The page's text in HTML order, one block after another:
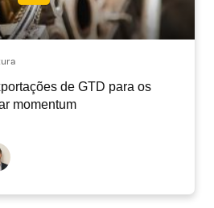
de GTD para os
momentum